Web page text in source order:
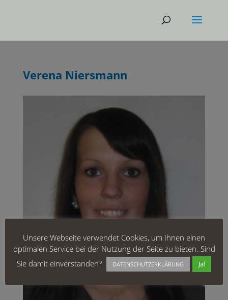
Verena Niersmann
Unsere Webseite verwendet Cookies, um Ihnen einen
optimalen Service bei der Nutzung der Seite zu bieten. Sind
Sie damit einverstanden?
DATENSCHUTZERKLÄRUNG Ja!